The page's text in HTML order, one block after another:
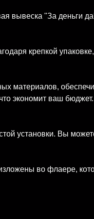
вывеска "За деньги
крепкой
материалов,
экономит ваш
установки. Вы
во флаере,